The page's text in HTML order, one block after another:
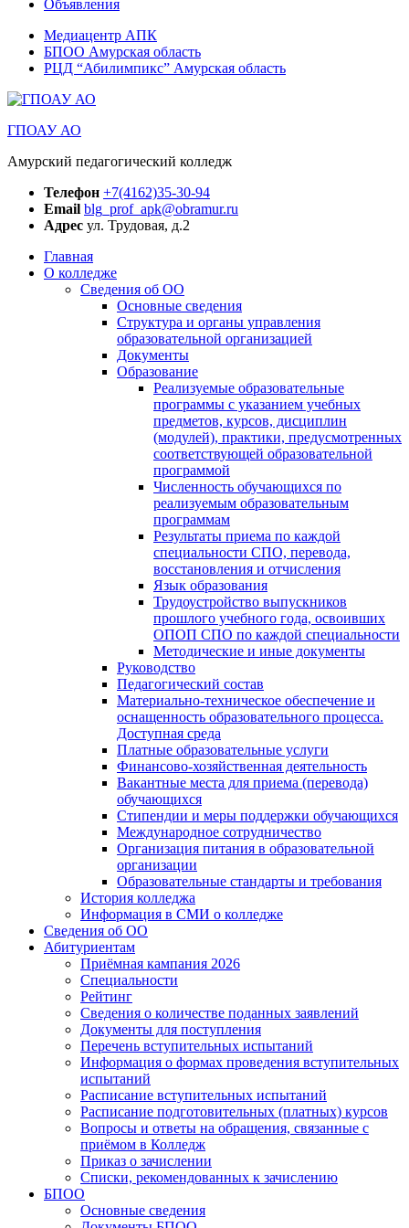
Объявления
Медиацентр АПК
БПОО Амурская область
РЦД “Абилимпикс” Амурская область
ГПОАУ АО
Амурский педагогический колледж
Телефон +7(4162)35-30-94
Email blg_prof_apk@obramur.ru
Адрес ул. Трудовая, д.2
Главная
О колледже
Сведения об ОО
Основные сведения
Структура и органы управления
образовательной организацией
Документы
Образование
Реализуемые образовательные
программы с указанием учебных
предметов, курсов, дисциплин
(модулей), практики, предусмотренных
соответствующей образовательной
программой
Численность обучающихся по
реализуемым образовательным
программам
Результаты приема по каждой
специальности СПО, перевода,
восстановления и отчисления
Язык образования
Трудоустройство выпускников
прошлого учебного года, освоивших
ОПОП СПО по каждой специальности
Методические и иные документы
Руководство
Педагогический состав
Материально-техническое обеспечение и
оснащенность образовательного процесса.
Доступная среда
Платные образовательные услуги
Финансово-хозяйственная деятельность
Вакантные места для приема (перевода)
обучающихся
Стипендии и меры поддержки обучающихся
Международное сотрудничество
Организация питания в образовательной
организации
Образовательные стандарты и требования
История колледжа
Информация в СМИ о колледже
Сведения об ОО
Абитуриентам
Приёмная кампания 2026
Специальности
Рейтинг
Сведения о количестве поданных заявлений
Документы для поступления
Перечень вступительных испытаний
Информация о формах проведения вступительных
испытаний
Расписание вступительных испытаний
Расписание подготовительных (платных) курсов
Вопросы и ответы на обращения, связанные с
приёмом в Колледж
Приказ о зачислении
Списки, рекомендованных к зачислению
БПОО
Основные сведения